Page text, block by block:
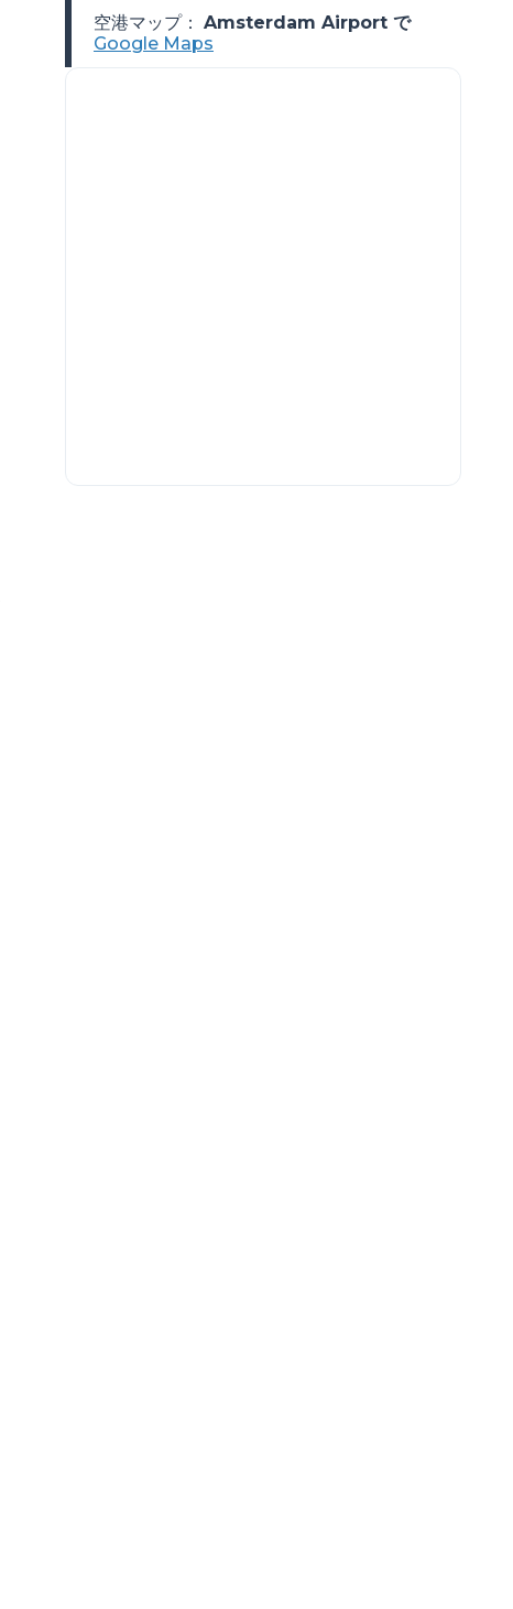
空港マップ： Amsterdam Airport で
Google Maps